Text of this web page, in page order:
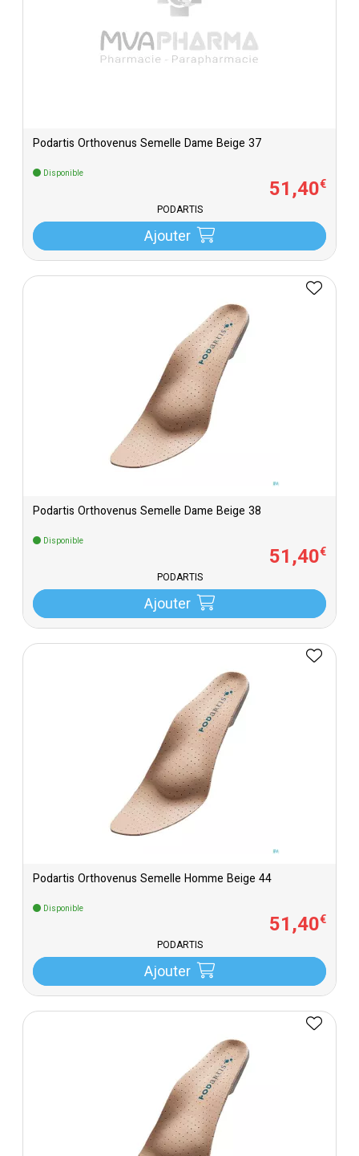
Podartis Orthovenus Semelle Dame Beige 37
Disponible
51,40€
PODARTIS
Ajouter
Podartis Orthovenus Semelle Dame Beige 38
Disponible
51,40€
PODARTIS
Ajouter
Podartis Orthovenus Semelle Homme Beige 44
Disponible
51,40€
PODARTIS
Ajouter